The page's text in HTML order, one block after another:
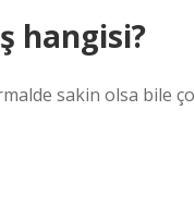
hangisi?
sakin olsa